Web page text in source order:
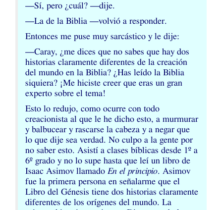
—Sí, pero ¿cuál? —dije.
—La de la Biblia —volvió a responder.
Entonces me puse muy sarcástico y le dije:
—Caray, ¿me dices que no sabes que hay dos
historias claramente diferentes de la creación
del mundo en la Biblia? ¿Has leído la Biblia
siquiera? ¡Me hiciste creer que eras un gran
experto sobre el tema!
Esto lo redujo, como ocurre con todo
creacionista al que le he dicho esto, a murmurar
y balbucear y rascarse la cabeza y a negar que
lo que dije sea verdad. No culpo a la gente por
no saber esto. Asistí a clases bíblicas desde 1º a
6º grado y no lo supe hasta que leí un libro de
Isaac Asimov llamado En el principio. Asimov
fue la primera persona en señalarme que el
Libro del Génesis tiene dos historias claramente
diferentes de los orígenes del mundo. La